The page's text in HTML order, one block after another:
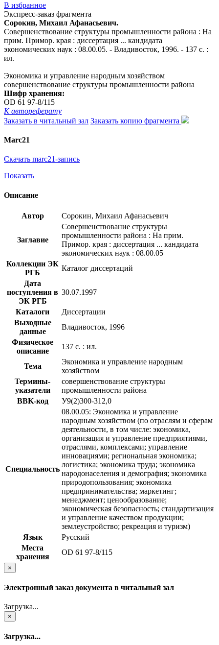
В избранное
Экспресс-заказ фрагмента
Сорокин, Михаил Афанасьевич.
Совершенствование структуры промышленности района : На
прим. Примор. края : диссертация ... кандидата
экономических наук : 08.00.05. - Владивосток, 1996. - 137 с. :
ил.
Экономика и управление народным хозяйством
совершенствование структуры промышленности района
Шифр хранения:
OD 61 97-8/115
К автореферату
Заказать в читальный зал Заказать копию фрагмента
Marc21
Скачать marc21-запись
Показать
Описание
Автор Сорокин, Михаил Афанасьевич
Заглавие
Совершенствование структуры
промышленности района : На прим.
Примор. края : диссертация ... кандидата
экономических наук : 08.00.05
Коллекции ЭК
РГБ
Каталог диссертаций
Дата
поступления в
ЭК РГБ
30.07.1997
Каталоги
Диссертации
Выходные
данные
Владивосток, 1996
Физическое
описание
137 с. : ил.
Тема
Экономика и управление народным
хозяйством
Термины-
указатели
совершенствование структуры
промышленности района
BBK-код
У9(2)300-312,0
Специальность
08.00.05: Экономика и управление
народным хозяйством (по отраслям и сферам
деятельности, в том числе: экономика,
организация и управление предприятиями,
отраслями, комплексами; управление
инновациями; региональная экономика;
логистика; экономика труда; экономика
народонаселения и демография; экономика
природопользования; экономика
предпринимательства; маркетинг;
менеджмент; ценообразование;
экономическая безопасность; стандартизация
и управление качеством продукции;
землеустройство; рекреация и туризм)
Язык
Русский
Места
хранения
OD 61 97-8/115
×
Электронный заказ документа в читальный зал
Загрузка...
×
Загрузка...